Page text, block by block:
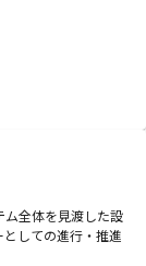
ム全体を見渡した設
しての進行・推進